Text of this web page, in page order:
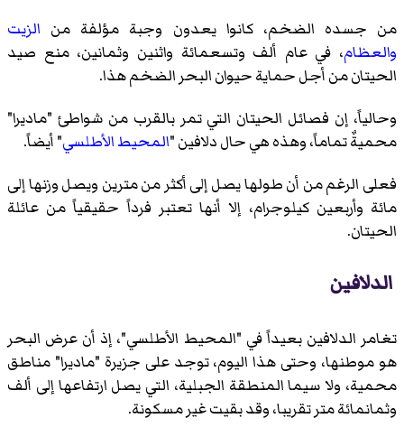
من جسده الضخم، كانوا يعدون وجبة مؤلفة من الزيت
والعظام، في عام ألف وتسعمائة واثنين وثمانين، منع صيد
الحيتان من أجل حماية حيوان البحر الضخم هذا.
وحالياً، إن فصائل الحيتان التي تمر بالقرب من شواطئ "ماديرا"
محميةٌ تماماً، وهذه هي حال دلافين "المحيط الأطلسي" أيضاً.
فعلى الرغم من أن طولها يصل إلى أكثر من مترين ويصل وزنها إلى
مائة وأربعين كيلوجرام، إلا أنها تعتبر فرداً حقيقياً من عائلة
الحيتان.
الدلافين
تغامر الدلافين بعيداً في "المحيط الأطلسي"، إذ أن عرض البحر
هو موطنها، وحتى هذا اليوم، توجد على جزيرة "ماديرا" مناطق
محمية، ولا سيما المنطقة الجبلية، التي يصل ارتفاعها إلى ألف
وثمانمائة متر تقريبا، وقد بقيت غير مسكونة.